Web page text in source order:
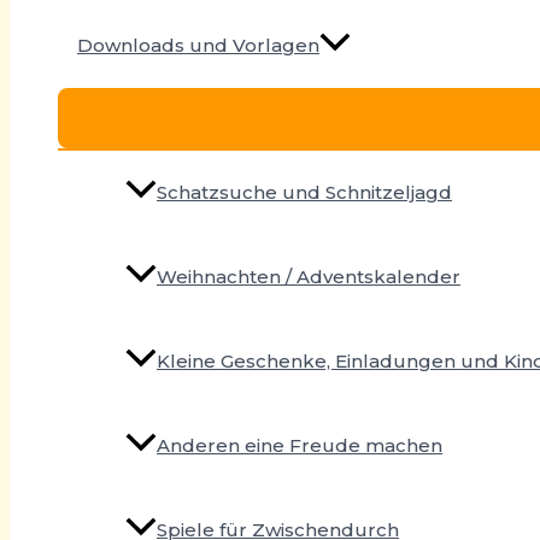
Downloads und Vorlagen
Schatzsuche und Schnitzeljagd
Weihnachten / Adventskalender
Kleine Geschenke, Einladungen und
Anderen eine Freude machen
Spiele für Zwischendurch